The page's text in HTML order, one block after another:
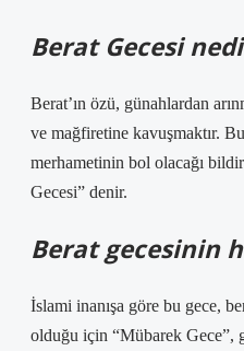
Berat Gecesi
Berat’ın özü, günahlardan
ve mağfiretine kavuşmaktır.
merhametinin bol olacağı
Gecesi” denir.
Berat gecesinin
İslami inanışa göre bu gece,
olduğu için “Mübarek Gece”,